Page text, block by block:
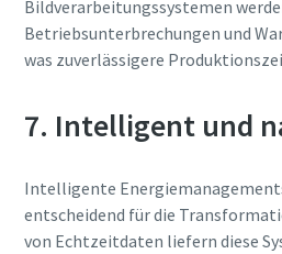
Bildverarbeitungssystemen
Betriebsunterbrechungen und
was zuverlässigere
7. Intelligent und
Intelligente
entscheidend für die
von Echtzeitdaten liefern diese